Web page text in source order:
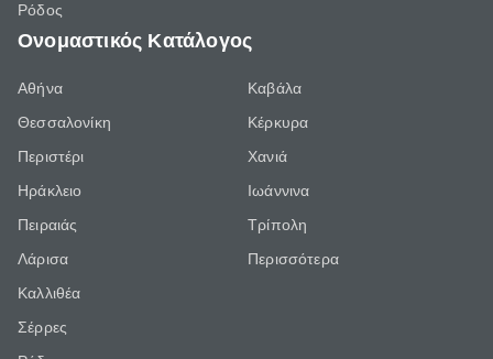
Ρόδος
Ονομαστικός Κατάλογος
Αθήνα
Θεσσαλονίκη
Περιστέρι
Ηράκλειο
Πειραιάς
Λάρισα
Καλλιθέα
Σέρρες
Καβάλα
Κέρκυρα
Χανιά
Ιωάννινα
Τρίπολη
Περισσότερα